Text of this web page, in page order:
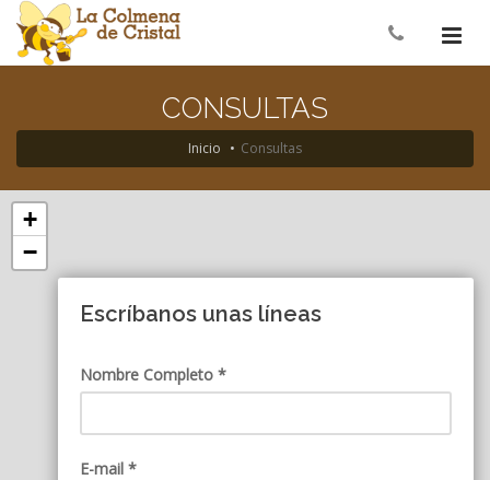
CONSULTAS
Inicio Consultas
+
−
Escríbanos unas líneas
Nombre Completo *
E-mail *